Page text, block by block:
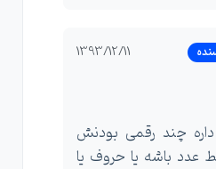
1393/12/11
چند رقمی بودنش
عدد باشه یا حروف یا